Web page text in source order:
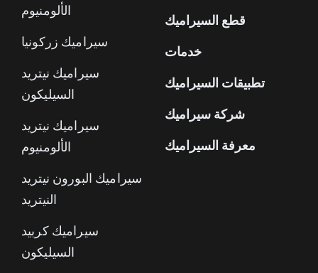
قطع السيراميك
خدمات
تطبيقات السيراميك
شركة سيراميك
معرفة السيراميك
الألومنيوم
سيراميك زركونيا
سيراميك نيتريد
السيليكون
سيراميك نيتريد
الألومنيوم
سيراميك البورون نيتريد
النيتريد
سيراميك كربيد
السيليكون